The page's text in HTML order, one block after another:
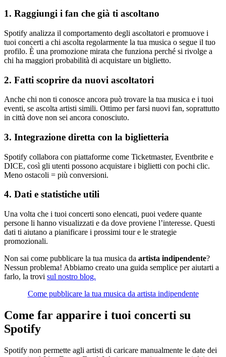
1. Raggiungi i fan che già ti ascoltano
Spotify analizza il comportamento degli ascoltatori e promuove i
tuoi concerti a chi ascolta regolarmente la tua musica o segue il tuo
profilo. È una promozione mirata che funziona perché si rivolge a
chi ha maggiori probabilità di acquistare un biglietto.
2. Fatti scoprire da nuovi ascoltatori
Anche chi non ti conosce ancora può trovare la tua musica e i tuoi
eventi, se ascolta artisti simili. Ottimo per farsi nuovi fan, soprattutto
in città dove non sei ancora conosciuto.
3. Integrazione diretta con la biglietteria
Spotify collabora con piattaforme come Ticketmaster, Eventbrite e
DICE, così gli utenti possono acquistare i biglietti con pochi clic.
Meno ostacoli = più conversioni.
4. Dati e statistiche utili
Una volta che i tuoi concerti sono elencati, puoi vedere quante
persone li hanno visualizzati e da dove proviene l’interesse. Questi
dati ti aiutano a pianificare i prossimi tour e le strategie
promozionali.
Non sai come pubblicare la tua musica da artista indipendente?
Nessun problema! Abbiamo creato una guida semplice per aiutarti a
farlo, la trovi sul nostro blog.
Come pubblicare la tua musica da artista indipendente
Come far apparire i tuoi concerti su
Spotify
Spotify non permette agli artisti di caricare manualmente le date dei